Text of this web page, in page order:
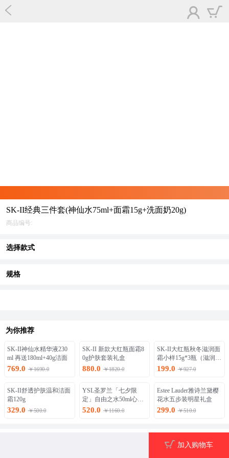
SK-II经典三件套(神仙水75ml+面霜15g+洗面奶20g)
商品编号:
选择款式
规格
为你推荐
SK-II神仙水精华液230
ml 再送180ml+40g洁面
769.0 ￥1690.0
SK-II 新款大红瓶面霜8
0g护肤套装礼盒
880.0 ￥1820.0
SK-II大红瓶秋冬滋润面
霜小样15g*3瓶（滋润
款）
199.0 ￥927.0
SK-II舒透护肤温和洁面
霜120g
329.0 ￥500.0
YSL圣罗兰「七夕限
定」自由之水50ml心动
礼盒
520.0 ￥1160.0
Estee Lauder雅诗兰黛樱
花水五步装明星礼盒
299.0 ￥510.0
加入购物车